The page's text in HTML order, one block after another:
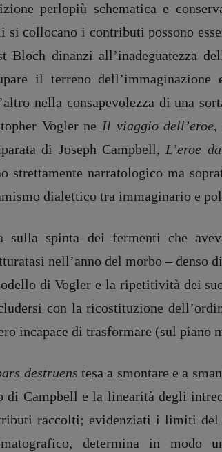
perlopiù schematica e
si collocano i contributi possono
Bloch dinanzi all’inadeguatezza
il terreno
nella consapevolezza di una
Vogler ne Il viaggio dell’eroe,
di Joseph Campbell, L’eroe
strettamente narratologico ma
dialettico tra immaginario e
sulla spinta dei fermenti che
nell’anno del morbo –
di Vogler e la ripetitività dei
con la ricostituzione
incapace di trasformare (sul piano
destruens tesa a smontare e a
di Campbell e la linearità degli
raccolti; evidenziati i limiti del
determina in modo